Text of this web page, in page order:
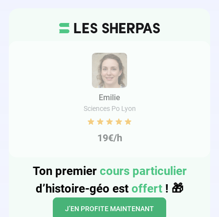
Emilie
Sciences Po Lyon
19€/h
Ton premier cours particulier
d’histoire-géo est offert ! 🎁
J’EN PROFITE MAINTENANT